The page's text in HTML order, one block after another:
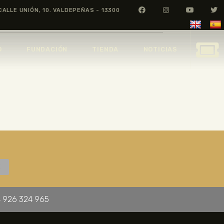
UNIÓN, 10. VALDEPEÑAS - 13300
926 324 965